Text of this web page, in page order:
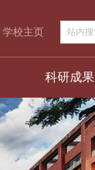
学校主页
科研成果